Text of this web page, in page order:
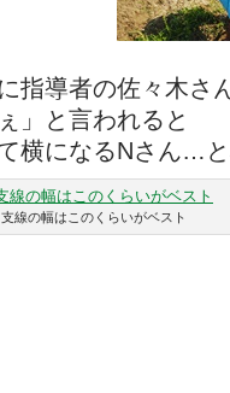
指導者の佐々木さ
」と言われると
横になるNさん…
支線の幅はこのくらいがベスト